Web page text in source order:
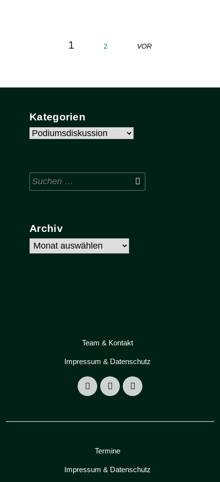
1 2 VOR
Kategorien
Kategorien
Suchen
nach:
Archiv
Archiv
Team & Kontakt
Impressum & Datenschutz
Termine
Impressum & Datenschutz